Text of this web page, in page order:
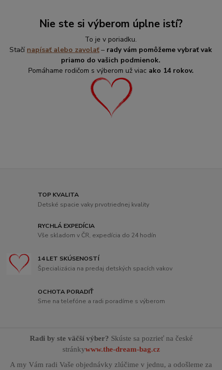
Nie ste si výberom úplne istí?
To je v poriadku.
Stačí napísať alebo zavolať– rady vám pomôžeme vybrať vak
priamo do vašich podmienok.
Pomáhame rodičom s výberom už viac ako 14 rokov.
TOP KVALITA
Detské spacie vaky prvotriednej kvality
RYCHLÁ EXPEDÍCIA
Vše skladom v ČR, expedícia do 24 hodín
14 LET SKÚSENOSTÍ
Špecializácia na predaj detských spacích vakov
OCHOTA PORADIŤ
Sme na telefóne a radi poradíme s výberom
Radi by ste väčší výber? Skúste sa pozrieť na české
stránkywww.the-dream-bag.cz
A my Vám radi Vaše objednávky zlúčime v jednu, a odošleme za